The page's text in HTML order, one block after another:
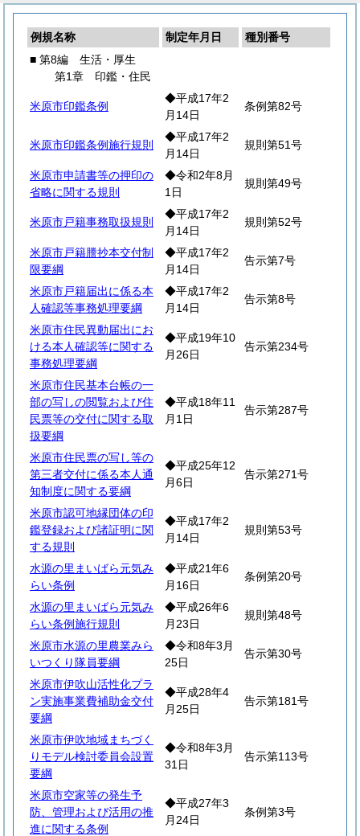
例規名称 制定年月日
種別番号
■ 第8編 生活・厚生
第1章 印鑑・住民
米原市印鑑条例
◆平成17年2
月14日
条例第82号
米原市印鑑条例施行規則
◆平成17年2
月14日
規則第51号
米原市申請書等の押印の
省略に関する規則
◆令和2年8月
1日
規則第49号
米原市戸籍事務取扱規則
◆平成17年2
月14日
規則第52号
米原市戸籍謄抄本交付制
限要綱
◆平成17年2
月14日
告示第7号
米原市戸籍届出に係る本
人確認等事務処理要綱
◆平成17年2
月14日
告示第8号
米原市住民異動届出にお
ける本人確認等に関する
事務処理要綱
◆平成19年10
月26日
告示第234号
米原市住民基本台帳の一
部の写しの閲覧および住
民票等の交付に関する取
扱要綱
◆平成18年11
月1日
告示第287号
米原市住民票の写し等の
第三者交付に係る本人通
知制度に関する要綱
◆平成25年12
月6日
告示第271号
米原市認可地縁団体の印
鑑登録および諸証明に関
する規則
◆平成17年2
月14日
規則第53号
水源の里まいばら元気み
らい条例
◆平成21年6
月16日
条例第20号
水源の里まいばら元気み
らい条例施行規則
◆平成26年6
月23日
規則第48号
米原市水源の里農業みら
いつくり隊員要綱
◆令和8年3月
25日
告示第30号
米原市伊吹山活性化プラ
ン実施事業費補助金交付
要綱
◆平成28年4
月25日
告示第181号
米原市伊吹地域まちづく
りモデル検討委員会設置
要綱
◆令和8年3月
31日
告示第113号
米原市空家等の発生予
防、管理および活用の推
進に関する条例
◆平成27年3
月24日
条例第3号